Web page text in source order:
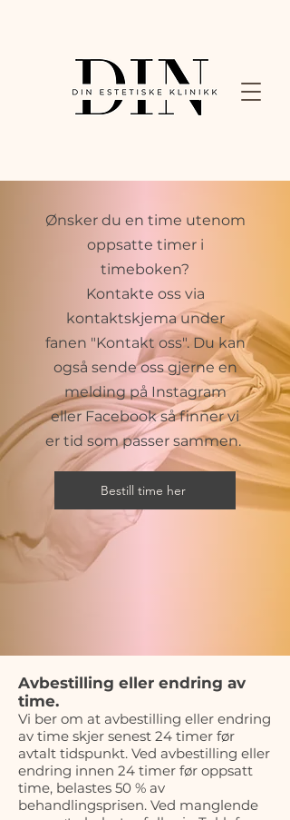
Ønsker du en time utenom
oppsatte timer i
timeboken?
Kontakte oss via
kontaktskjema under
fanen "Kontakt oss". Du kan
også sende oss gjerne en
melding på Instagram
ellerFacebook så finner vi
er tid som passer sammen.
Bestill time her
Avbestilling eller endring av
time.
Vi ber om at avbestilling eller endring
av time skjer senest 24 timer før
avtalt tidspunkt. Ved avbestilling eller
endring innen 24 timer før oppsatt
time, belastes 50 % av
behandlingsprisen. Ved manglende